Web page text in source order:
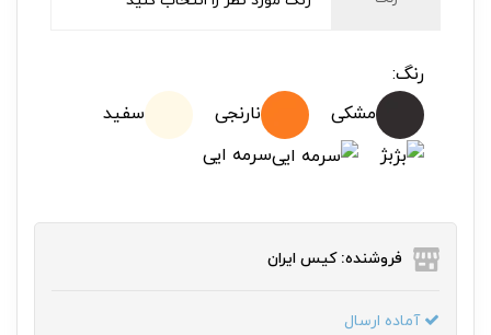
رنگ:
مشکی
نارنجی
سفید
بژ
سرمه ایی
فروشنده: کیس ایران
آماده ارسال